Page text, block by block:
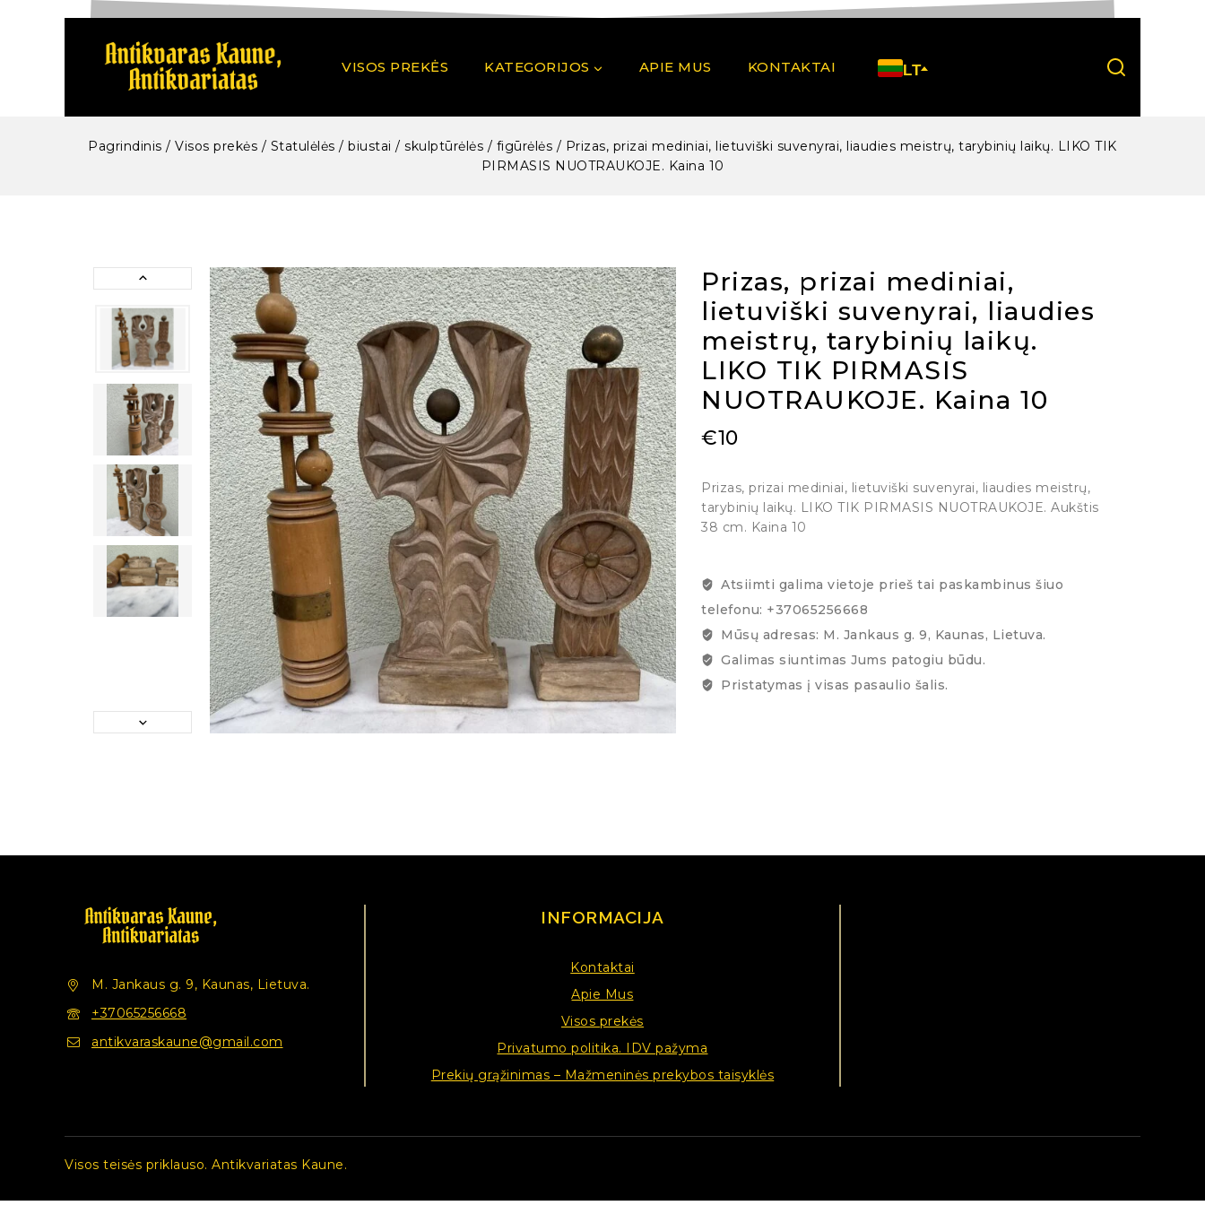
VISOS PREKĖS KATEGORIJOS APIE MUS KONTAKTAI LT
Pagrindinis / Visos prekės / Statulėlės / biustai / skulptūrėlės / figūrėlės / Prizas, prizai mediniai, lietuviški suvenyrai, liaudies meistrų, tarybinių laikų. LIKO TIK
PIRMASIS NUOTRAUKOJE. Kaina 10
Prizas, prizai mediniai,
lietuviški suvenyrai, liaudies
meistrų, tarybinių laikų.
LIKO TIK PIRMASIS
NUOTRAUKOJE. Kaina 10
€10
Prizas, prizai mediniai, lietuviški suvenyrai, liaudies meistrų,
tarybinių laikų. LIKO TIK PIRMASIS NUOTRAUKOJE. Aukštis
38 cm. Kaina 10
Atsiimti galima vietoje prieš tai paskambinus šiuo
telefonu: +37065256668
Mūsų adresas: M. Jankaus g. 9, Kaunas, Lietuva.
Galimas siuntimas Jums patogiu būdu.
Pristatymas į visas pasaulio šalis.
M. Jankaus g. 9, Kaunas, Lietuva.
+37065256668
antikvaraskaune@gmail.com
INFORMACIJA
Kontaktai
Apie Mus
Visos prekės
Privatumo politika. IDV pažyma
Prekių grąžinimas – Mažmeninės prekybos taisyklės
Visos teisės priklauso. Antikvariatas Kaune.